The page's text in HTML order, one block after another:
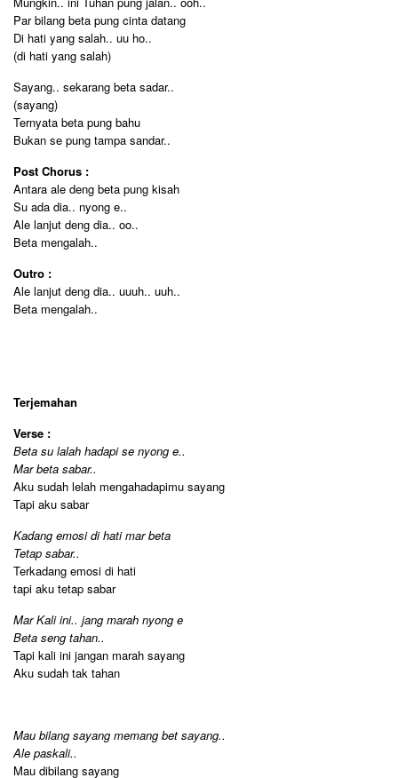
Par bilang beta pung cinta datang
Di hati yang salah.. uu ho..
(di hati yang salah)
Sayang.. sekarang beta sadar..
(sayang)
Ternyata beta pung bahu
Bukan se pung tampa sandar..
Post Chorus :
Antara ale deng beta pung kisah
Su ada dia.. nyong e..
Ale lanjut deng dia.. oo..
Beta mengalah..
Outro :
Ale lanjut deng dia.. uuuh.. uuh..
Beta mengalah..
Terjemahan
Verse :
Beta su lalah hadapi se nyong e..
Mar beta sabar..
Aku sudah lelah mengahadapimu sayang
Tapi aku sabar
Kadang emosi di hati mar beta
Tetap sabar..
Terkadang emosi di hati
tapi aku tetap sabar
Mar Kali ini.. jang marah nyong e
Beta seng tahan..
Tapi kali ini jangan marah sayang
Aku sudah tak tahan
Mau bilang sayang memang bet sayang..
Ale paskali..
Mau dibilang sayang